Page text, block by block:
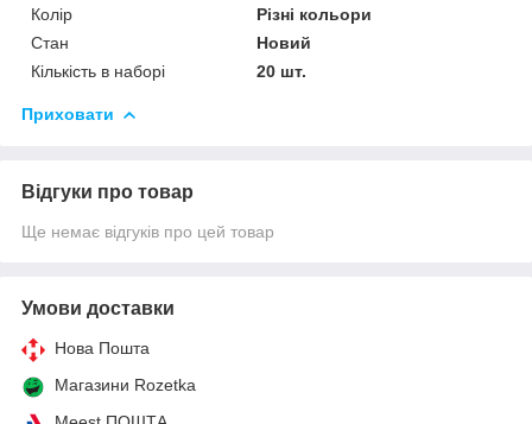
Колір
Різні кольори
Стан
Новий
Кількість в наборі
20 шт.
Приховати
Відгуки про товар
Ще немає відгуків про цей товар
Умови доставки
Нова Пошта
Магазини Rozetka